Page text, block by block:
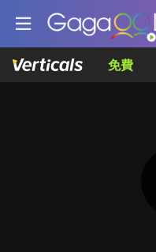
免費